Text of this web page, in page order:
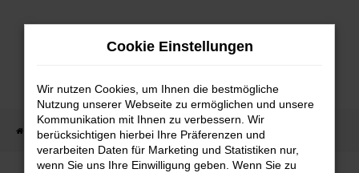
Zum
Startseite Fahrzeug Showroom Fahrzeugbestand
Cookie Einstellungen
Wir nutzen Cookies, um Ihnen die bestmögliche
Nutzung unserer Webseite zu ermöglichen und unsere
Kommunikation mit Ihnen zu verbessern. Wir
berücksichtigen hierbei Ihre Präferenzen und
verarbeiten Daten für Marketing und Statistiken nur,
wenn Sie uns Ihre Einwilligung geben. Wenn Sie zu